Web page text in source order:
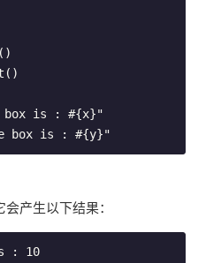
box is : #{x}"
产生以下结果：
: 10